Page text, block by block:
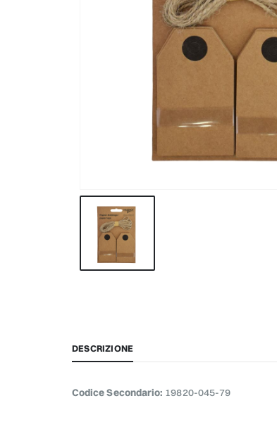
DESCRIZIONE
Codice Secondario: 19820-045-79